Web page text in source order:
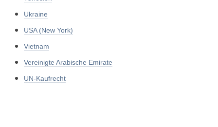
Ukraine
USA (New York)
Vietnam
Vereinigte Arabische Emirate
UN-Kaufrecht